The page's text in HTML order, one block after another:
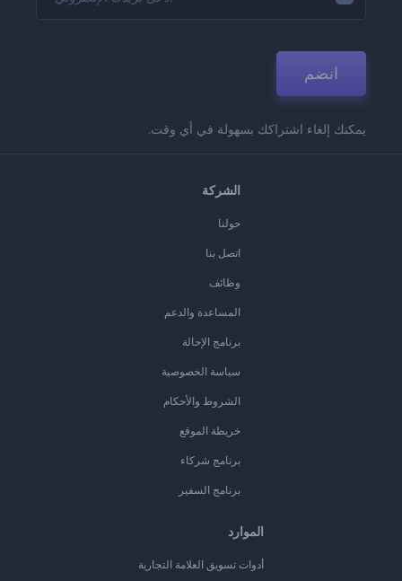
انضم
يمكنك إلغاء اشتراكك بسهولة في أي وقت.
الشركة
حولنا
اتصل بنا
وظائف
المساعدة والدعم
برنامج الإحالة
سياسة الخصوصية
الشروط والأحكام
خريطة الموقع
برنامج شركاء
برنامج السفير
الموارد
أدوات تسويق العلامة التجارية